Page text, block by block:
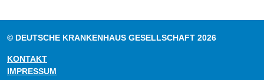
© DEUTSCHE KRANKENHAUS GESELLSCHAFT 2026
KONTAKT
IMPRESSUM